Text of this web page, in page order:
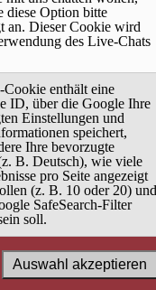
diese Option bitte
an. Dieser Cookie wird
des Live-Chats
enthält eine
ID, über die Google Ihre
Einstellungen und
speichert,
Ihre bevorzugte
B. Deutsch), wie viele
pro Seite angezeigt
(z. B. 10 oder 20) und
SafeSearch-Filter
soll.
Auswahl akzeptieren